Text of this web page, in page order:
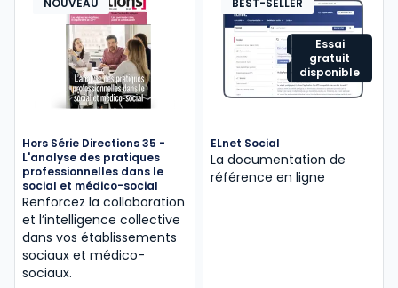
NOUVEAU
Hors Série Directions 35 -
L'analyse des pratiques
professionnelles dans le
social et médico-social
Renforcez la collaboration
et l’intelligence collective
dans vos établissements
sociaux et médico-
sociaux.
Essai
gratuit
disponible
BEST-SELLER
ELnet Social
La documentation de
référence en ligne